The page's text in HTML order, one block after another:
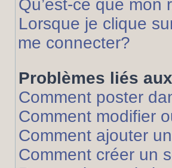
Qu’est-ce que
Lorsque je clique
me connecter?
Problèmes liés
Comment poster
Comment modifier
Comment ajouter
Comment créer un